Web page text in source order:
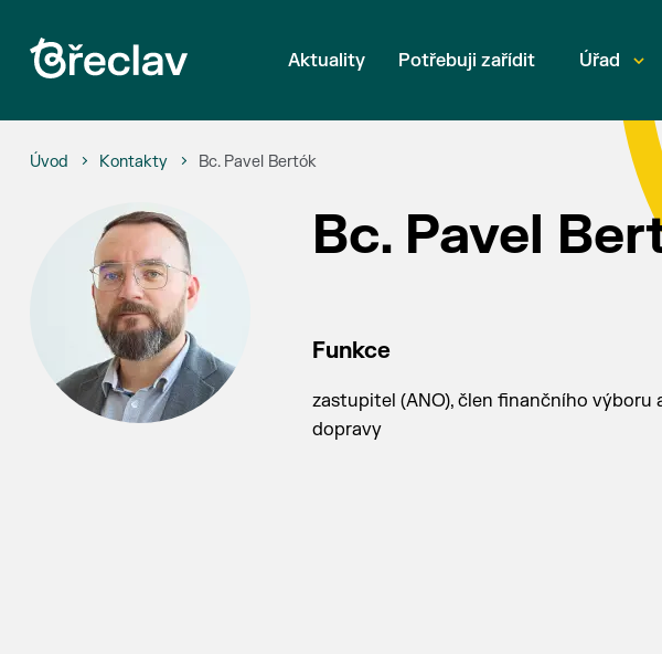
Aktuality Potřebuji zařídit Úřad
Úvod Kontakty Bc. Pavel Bertók
Bc. Pavel
Funkce
zastupitel (ANO), člen finančního výboru
dopravy